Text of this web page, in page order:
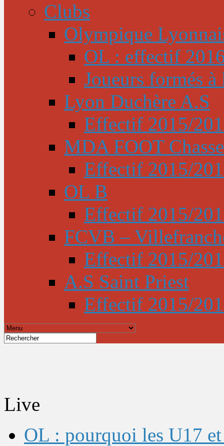
Clubs
Olympique
OL : effectif
Joueurs formés
Lyon Duchère A.S
Effectif 2015/
MDA FOOT
Effectif 2015/
OL B
Effectif 2015/
FCVB –
Effectif 2015/
A.S Saint Priest
Effectif 2015/
Live
OL : pourquoi les U17